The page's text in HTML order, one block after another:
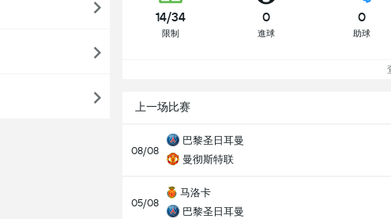
14/34
限制
0
進球
0
助球
上一场比赛
08/08
巴黎圣日耳曼
曼彻斯特联
05/08
马洛卡
巴黎圣日耳曼